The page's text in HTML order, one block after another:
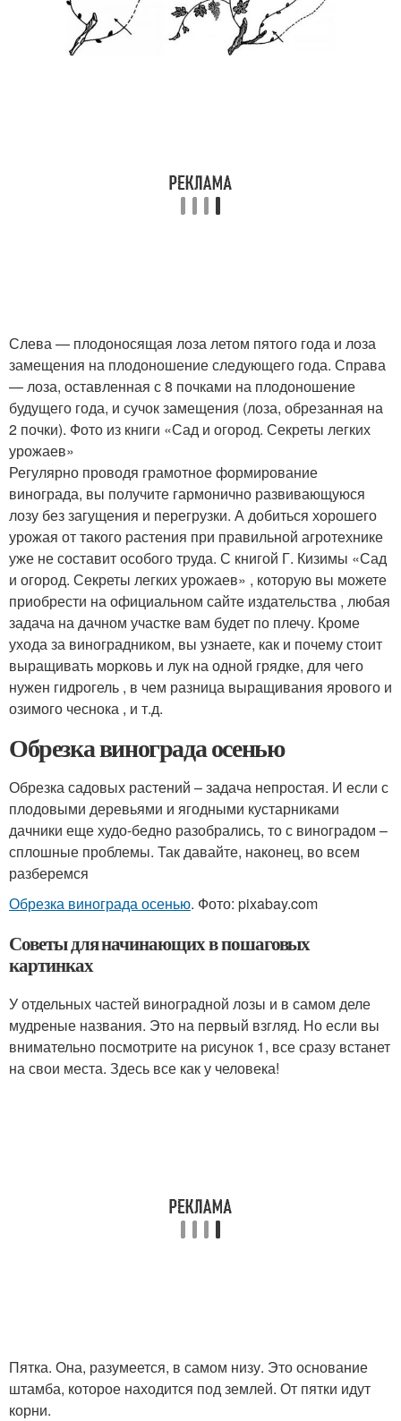
Слева — плодоносящая лоза летом пятого года и лоза
замещения на плодоношение следующего года. Справа
— лоза, оставленная с 8 почками на плодоношение
будущего года, и сучок замещения (лоза, обрезанная на
2 почки). Фото из книги «Сад и огород. Секреты легких
урожаев»
Регулярно проводя грамотное формирование
винограда, вы получите гармонично развивающуюся
лозу без загущения и перегрузки. А добиться хорошего
урожая от такого растения при правильной агротехнике
уже не составит особого труда. С книгой Г. Кизимы «Сад
и огород. Секреты легких урожаев» , которую вы можете
приобрести на официальном сайте издательства , любая
задача на дачном участке вам будет по плечу. Кроме
ухода за виноградником, вы узнаете, как и почему стоит
выращивать морковь и лук на одной грядке, для чего
нужен гидрогель , в чем разница выращивания ярового и
озимого чеснока , и т.д.
Обрезка винограда осенью
Обрезка садовых растений – задача непростая. И если с
плодовыми деревьями и ягодными кустарниками
дачники еще худо-бедно разобрались, то с виноградом –
сплошные проблемы. Так давайте, наконец, во всем
разберемся
Обрезка винограда осенью. Фото: pixabay.com
Советы для начинающих в пошаговых
картинках
У отдельных частей виноградной лозы и в самом деле
мудреные названия. Это на первый взгляд. Но если вы
внимательно посмотрите на рисунок 1, все сразу встанет
на свои места. Здесь все как у человека!
Пятка. Она, разумеется, в самом низу. Это основание
штамба, которое находится под землей. От пятки идут
корни.